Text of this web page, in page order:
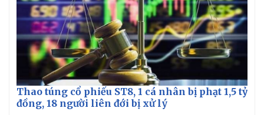
Thao túng cổ phiếu ST8, 1 cá nhân bị phạt 1,5 tỷ
đồng, 18 người liên đới bị xử lý